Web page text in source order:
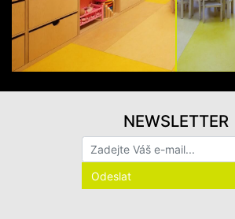
NEWSLETTER